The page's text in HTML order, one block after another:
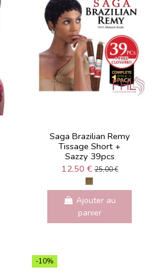
Saga Brazilian Remy
Tissage Short +
Sazzy 39pcs
12,50 €25,00 €
Ajouter au
panier
-10%